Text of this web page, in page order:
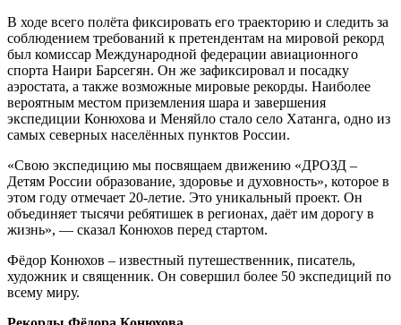
В ходе всего полёта фиксировать его траекторию и следить за
соблюдением требований к претендентам на мировой рекорд
был комиссар Международной федерации авиационного
спорта Наири Барсегян. Он же зафиксировал и посадку
аэростата, а также возможные мировые рекорды. Наиболее
вероятным местом приземления шара и завершения
экспедиции Конюхова и Меняйло стало село Хатанга, одно из
самых северных населённых пунктов России.
«Свою экспедицию мы посвящаем движению «ДРОЗД –
Детям России образование, здоровье и духовность», которое в
этом году отмечает 20-летие. Это уникальный проект. Он
объединяет тысячи ребятишек в регионах, даёт им дорогу в
жизнь», — сказал Конюхов перед стартом.
Фёдор Конюхов – известный путешественник, писатель,
художник и священник. Он совершил более 50 экспедиций по
всему миру.